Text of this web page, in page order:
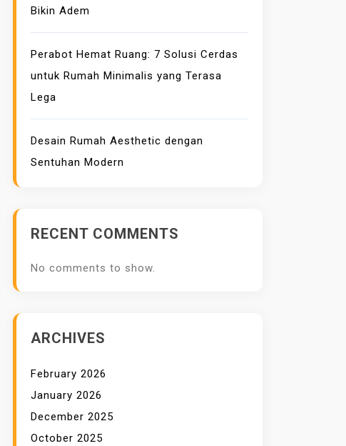
Bikin Adem
Perabot Hemat Ruang: 7 Solusi Cerdas
untuk Rumah Minimalis yang Terasa
Lega
Desain Rumah Aesthetic dengan
Sentuhan Modern
RECENT COMMENTS
No comments to show.
ARCHIVES
February 2026
January 2026
December 2025
October 2025